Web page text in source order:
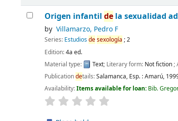
Origen infantilde la sexualidad
by Villamarzo, Pedro F
Series: Estudiosdesexología ; 2
Edition:4a ed.
Material type:
Text; Literary form: Not fiction;
Publicationdetails:Salamanca, Esp. :Amarú,
Availability:Items available for loan: Bib.